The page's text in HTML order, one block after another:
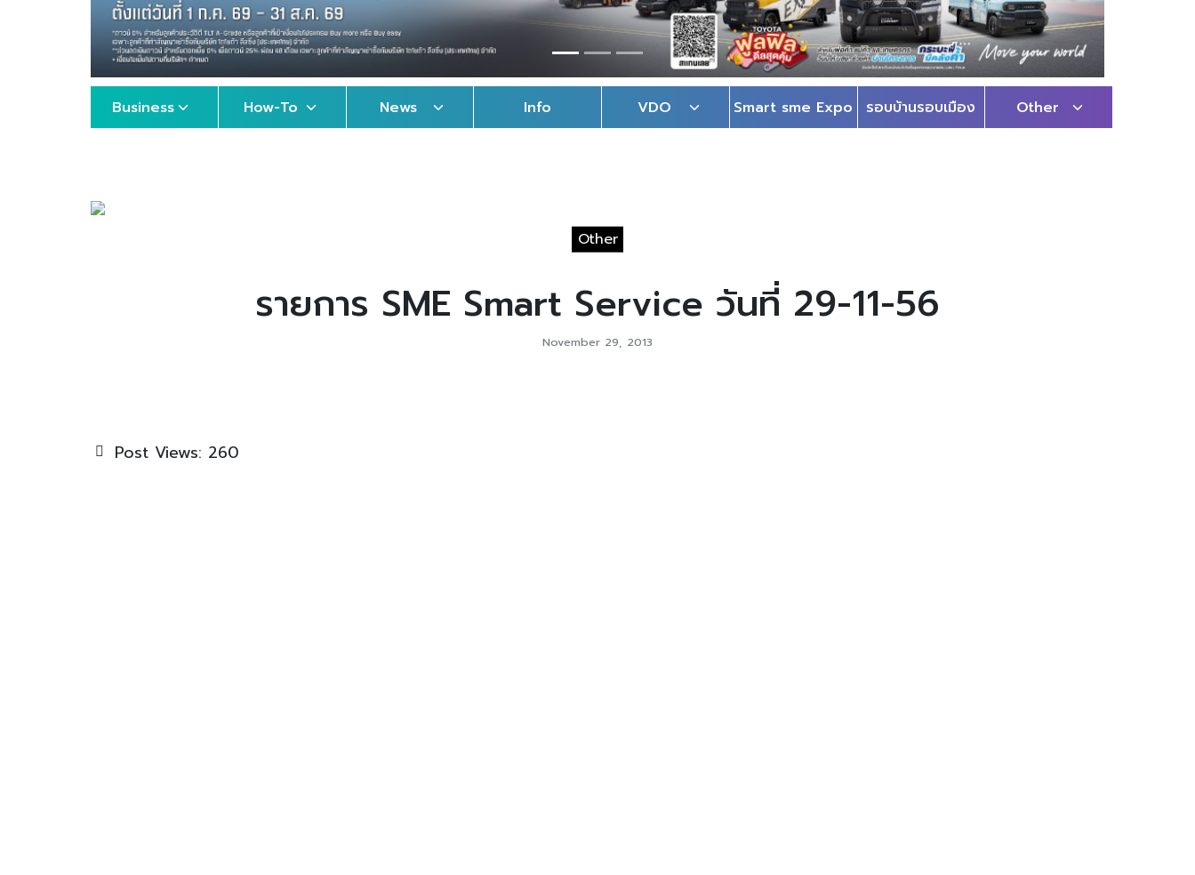
Business How-To News Info VDO Smart sme Expo รอบบ้านรอบเมือง Other
Other
รายการ SME Smart Service วันที่ 29-11-56
November 29, 2013
Post Views: 260